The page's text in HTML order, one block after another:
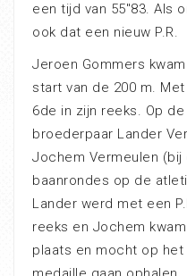
een tijd van 55″83. Als
ook dat een nieuw P.R.
Jeroen Gommers
start van de 200 m.
6de in zijn reeks. Op
broederpaar Lander
Jochem Vermeulen
baanrondes op de
Lander werd met een
reeks en Jochem
plaats en mocht op